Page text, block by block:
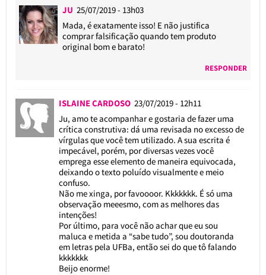
JU 25/07/2019 - 13h03
Mada, é exatamente isso! E não justifica
comprar falsificação quando tem produto
original bom e barato!
RESPONDER
ISLAINE CARDOSO 23/07/2019 - 12h11
Ju, amo te acompanhar e gostaria de fazer uma
crítica construtiva: dá uma revisada no excesso de
vírgulas que você tem utilizado. A sua escrita é
impecável, porém, por diversas vezes você
emprega esse elemento de maneira equivocada,
deixando o texto poluído visualmente e meio
confuso.
Não me xinga, por favoooor. Kkkkkkk. É só uma
observação meeesmo, com as melhores das
intenções!
Por último, para você não achar que eu sou
maluca e metida a “sabe tudo”, sou doutoranda
em letras pela UFBa, então sei do que tô falando
kkkkkkk
Beijo enorme!